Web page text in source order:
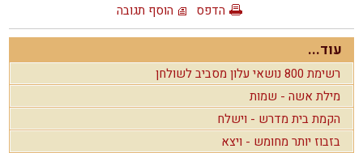
הדפס הוסף תגובה
עוד...
רשימת 800 נושאי עלון מסביב לשולחן
מילת אשה - שמות
הקמת בית מדרש - וישלח
בזבוז יותר מחומש - ויצא